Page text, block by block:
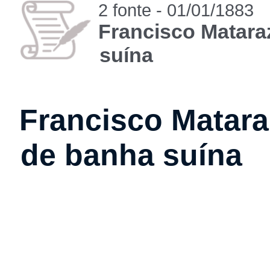
2 fonte - 01/01/1883
Francisco
suína
Francisco
de banha suína